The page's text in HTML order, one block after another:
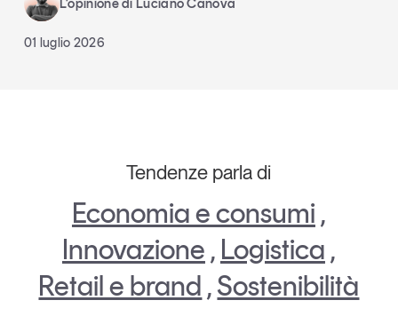
L’opinione di Luciano Canova
01 luglio 2026
Tendenze parla di
Economia e consumi ,
Innovazione , Logistica ,
Retail e brand ,Sostenibilità